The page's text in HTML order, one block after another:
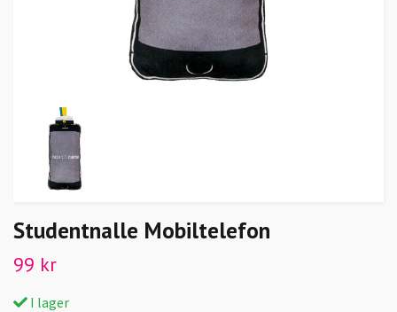
Studentnalle Mobiltelefon
99 kr
I lager